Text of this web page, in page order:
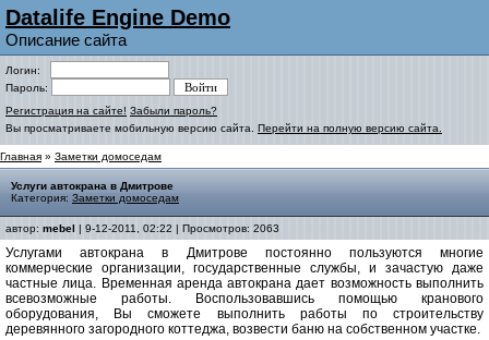
Datalife Engine Demo
Описание сайта
Логин:
Пароль:
Регистрация на сайте! Забыли пароль?
Вы просматриваете мобильную версию сайта. Перейти на полную версию сайта.
Главная » Заметки домоседам
Услуги автокрана в Дмитрове
Категория: Заметки домоседам
автор: mebel | 9-12-2011, 02:22 | Просмотров: 2063
Услугами автокрана в Дмитрове постоянно пользуются многие
коммерческие организации, государственные службы, и зачастую даже
частные лица. Временная аренда автокрана дает возможность выполнить
всевозможные работы. Воспользовавшись помощью кранового
оборудования, Вы сможете выполнить работы по строительству
деревянного загородного коттеджа, возвести баню на собственном участке.